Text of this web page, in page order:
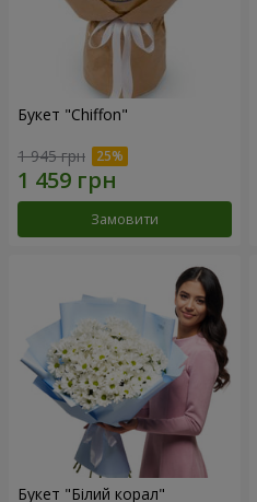
Букет "Chiffon"
1 945 грн
Замовити
Букет "Білий корал"